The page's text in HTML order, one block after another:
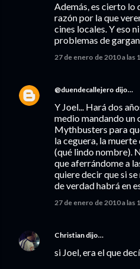
Además, es cierto lo
razón por la que
cines locales. Y eso
problemas de
27 de enero de 2010 a las
@duendecallejero dijo…
Y Joel... Hará dos
medio mandando un
Mythbusters para
la ceguera, la
(qué lindo nombre).
que aferrándome a
quiere decir que si
de verdad habrá en
27 de enero de 2010 a las
Christian dijo…
si Joel, era el que